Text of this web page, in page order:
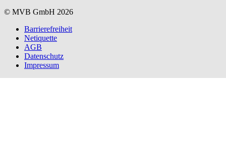
© MVB GmbH 2026
Barrierefreiheit
Netiquette
AGB
Datenschutz
Impressum